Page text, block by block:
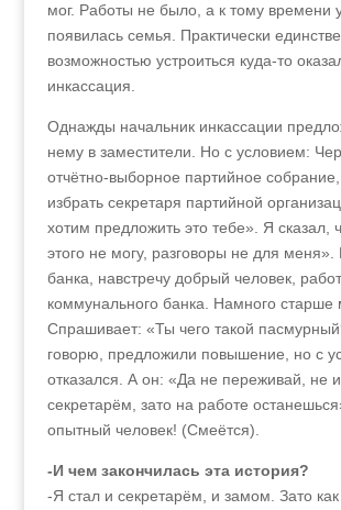
мог. Работы не было, а к тому времени
появилась семья. Практически
возможностью устроиться куда-то
инкассация.
Однажды начальник инкассации
нему в заместители. Но с условием:
отчётно-выборное партийное
избрать секретаря партийной
хотим предложить это тебе». Я сказал,
этого не могу, разговоры не для меня».
банка, навстречу добрый человек,
коммунального банка. Намного старше
Спрашивает: «Ты чего такой
говорю, предложили повышение, но с
отказался. А он: «Да не переживай, не
секретарём, зато на работе
опытный человек! (Смеётся).
-И чем закончилась эта история?
-Я стал и секретарём, и замом. Зато как